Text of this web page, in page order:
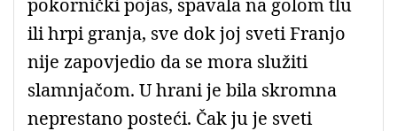
pokornički pojas, spavala na golom tlu
ili hrpi granja, sve dok joj sveti Franjo
nije zapovjedio da se mora služiti
slamnjačom. U hrani je bila skromna
neprestano posteći. Čak ju je sveti